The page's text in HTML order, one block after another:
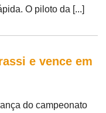
O piloto da [...]
e vence em
do campeonato